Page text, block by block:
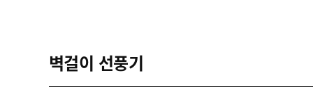
벽걸이 선풍기